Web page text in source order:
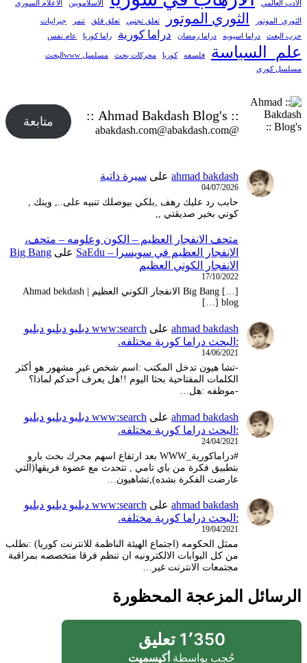
الادب العالمي الاسلامويين الاعلام السوري
الثوري_الموتور الثوري الموتور تعلق تجنبي تعلق قلق تنمر
جبرانيات
حزب البعث
دراما اسيويه دراما رمضان دراما كورية راما كوريا عام نفس
علم_السياسة فلسفه كوريا محركات بحث
مسلسل wwwالبحث
مسلسل كوري
:: Ahmad Bakdash Blog's ::
@abakdash.com@abakdash.com
متابعة
ahmad bakdash على سيرة ذاتية
04/07/2026
حابب رد عليك رهف ,بلكي بيوصلك تنبيه على.., وينك ,
كوني بخير صديقتي ,,
متحف الانفجار العظيم – ‫الكون وعلومه – متحف،
الإنفجار العظيم في سويسرا – SaEdu
على Big Bang
الانفجار الكوني العظيم
17/10/2022
[…] Big Bang الانفجار الكوني العظيم | Ahmad bekdash
blog […]
ahmad bakdash على
www:search دبليو دبليو دبليو
:البحث دراما كورية مختلفه.
14/06/2021
-تشا هيون تدخل المكتب :اسم شخص غير مشهور هو أكثر
الكلمات المفتاحية بحثا اليوم !!هل يعرف أحدكم لماذا؟
-موظفه :هل…
ahmad bakdash على
www:search دبليو دبليو دبليو
:البحث دراما كورية مختلفه.
24/04/2021
#دراماكورية_WWW بعد ارتفاع اسهم محرك بحث بارو
بتطبيق فكرة من باي تامي , تتحدث مع عضوة فريقها(التي
عارضت الفكرة بشده),تشاهيون…
ahmad bakdash على
www:search دبليو دبليو دبليو
:البحث دراما كورية مختلفه.
19/04/2021
ممثل الحكومه (اجتماع الهيئة الناظمة للانترنت كوريا) :نطلب
من كل البوابات الالكترونيه ان تنظم فرقا متخصصه بمراقبة
مجتمعات الانترنت غير…
الرسائل المزعجة المحظورة
1٬350 تعليق
حُجب بواسطة أكيسميت